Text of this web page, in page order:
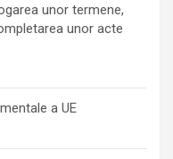
unor termene,
unor acte
a UE